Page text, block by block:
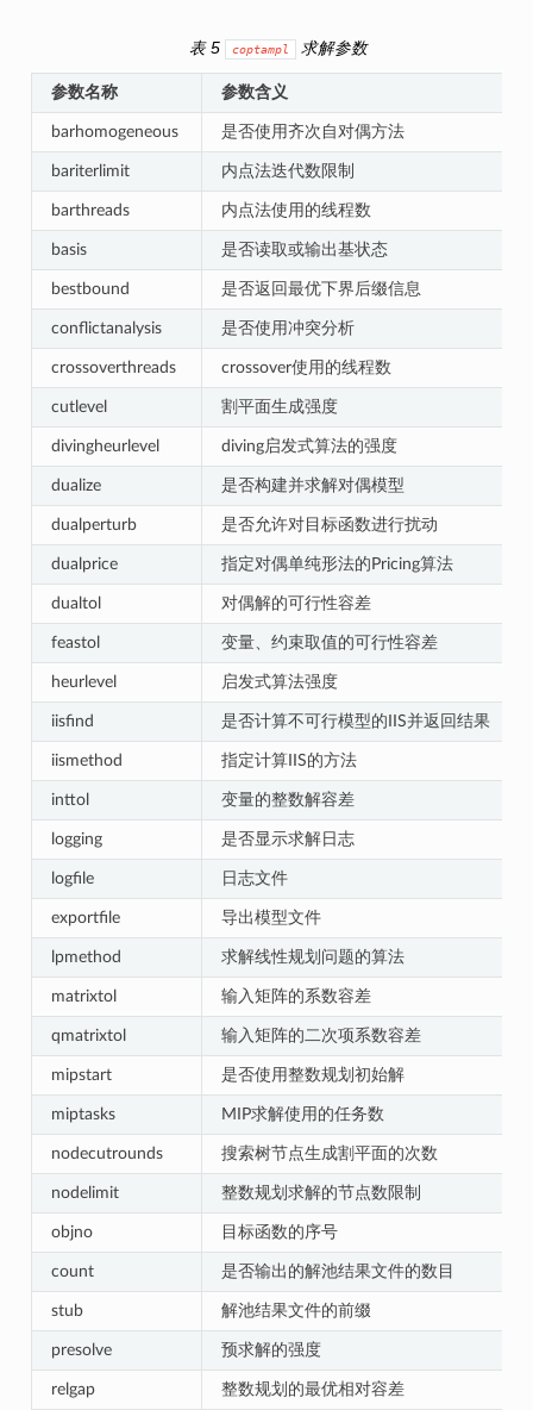
表 5 coptampl 求解参数
参数名称 参数含义
barhomogeneous 是否使用齐次自对偶方法
bariterlimit 内点法迭代数限制
barthreads 内点法使用的线程数
basis 是否读取或输出基状态
bestbound 是否返回最优下界后缀信息
conflictanalysis 是否使用冲突分析
crossoverthreads crossover使用的线程数
cutlevel 割平面生成强度
divingheurlevel diving启发式算法的强度
dualize 是否构建并求解对偶模型
dualperturb 是否允许对目标函数进行扰动
dualprice 指定对偶单纯形法的Pricing算法
dualtol 对偶解的可行性容差
feastol 变量、约束取值的可行性容差
heurlevel 启发式算法强度
iisfind 是否计算不可行模型的IIS并返回结果
iismethod 指定计算IIS的方法
inttol 变量的整数解容差
logging 是否显示求解日志
logfile 日志文件
exportfile 导出模型文件
lpmethod 求解线性规划问题的算法
matrixtol 输入矩阵的系数容差
qmatrixtol 输入矩阵的二次项系数容差
mipstart 是否使用整数规划初始解
miptasks MIP求解使用的任务数
nodecutrounds 搜索树节点生成割平面的次数
nodelimit 整数规划求解的节点数限制
objno 目标函数的序号
count 是否输出的解池结果文件的数目
stub 解池结果文件的前缀
presolve 预求解的强度
relgap 整数规划的最优相对容差